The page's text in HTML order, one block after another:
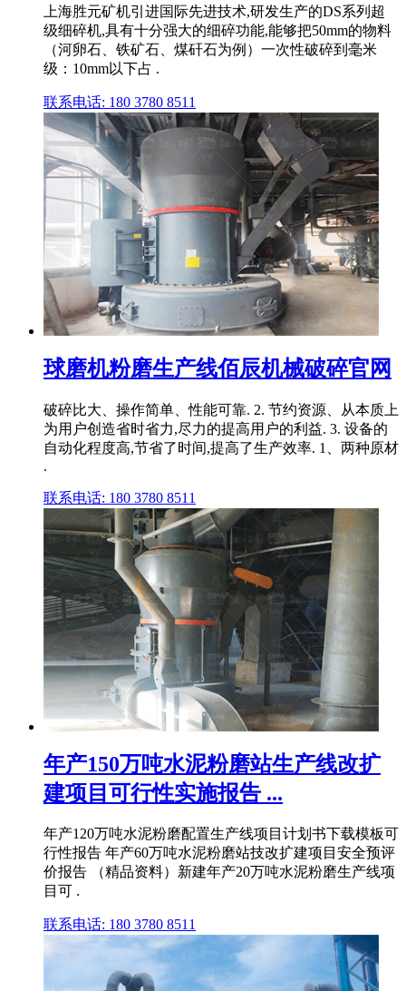
上海胜元矿机引进国际先进技术,研发生产的DS系列超
级细碎机,具有十分强大的细碎功能,能够把50mm的物料
（河卵石、铁矿石、煤矸石为例）一次性破碎到毫米
级：10mm以下占 .
联系电话: 180 3780 8511
球磨机粉磨生产线佰辰机械破碎官网
破碎比大、操作简单、性能可靠. 2. 节约资源、从本质上
为用户创造省时省力,尽力的提高用户的利益. 3. 设备的
自动化程度高,节省了时间,提高了生产效率. 1、两种原材
.
联系电话: 180 3780 8511
年产150万吨水泥粉磨站生产线改扩
建项目可行性实施报告 ...
年产120万吨水泥粉磨配置生产线项目计划书下载模板可
行性报告 年产60万吨水泥粉磨站技改扩建项目安全预评
价报告 （精品资料）新建年产20万吨水泥粉磨生产线项
目可 .
联系电话: 180 3780 8511